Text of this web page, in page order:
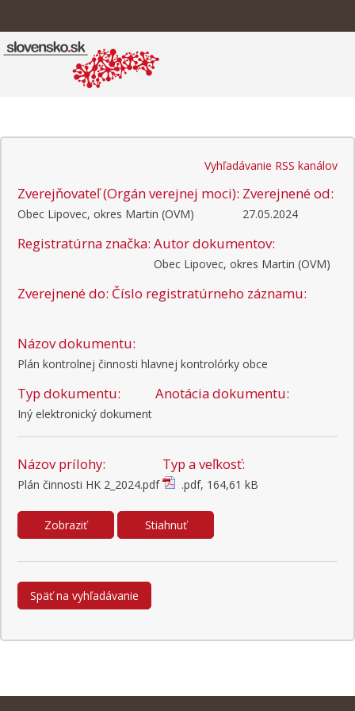
Vyhľadávanie RSS kanálov
Zverejňovateľ (Orgán verejnej moci):
Obec Lipovec, okres Martin (OVM)
Zverejnené od:
27.05.2024
Registratúrna značka: Autor dokumentov:
Obec Lipovec, okres Martin (OVM)
Zverejnené do: Číslo registratúrneho záznamu:
Názov dokumentu:
Plán kontrolnej činnosti hlavnej kontrolórky obce
Typ dokumentu:
Iný elektronický dokument
Anotácia dokumentu:
Názov prílohy:
Plán činnosti HK 2_2024.pdf
Typ a veľkosť:
.pdf, 164,61 kB
Zobraziť Stiahnuť
Späť na vyhľadávanie